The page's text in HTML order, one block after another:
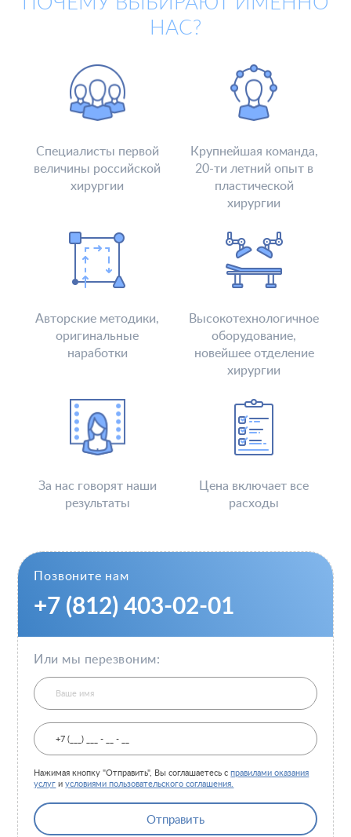
Безопасность
НАС?
Специалисты первой
величины российской
хирургии
Крупнейшая команда,
20-ти летний опыт в
пластической
хирургии
Авторские методики,
оригинальные
наработки
Высокотехнологичное
оборудование,
новейшее отделение
хирургии
За нас говорят наши
результаты
Цена включает все
расходы
Позвоните нам
+7 (812) 403-02-01
Или мы перезвоним:
Нажимая кнопку "Отправить", Вы соглашаетесь справилами оказания
услуг иусловиями пользовательского соглашения.
Отправить